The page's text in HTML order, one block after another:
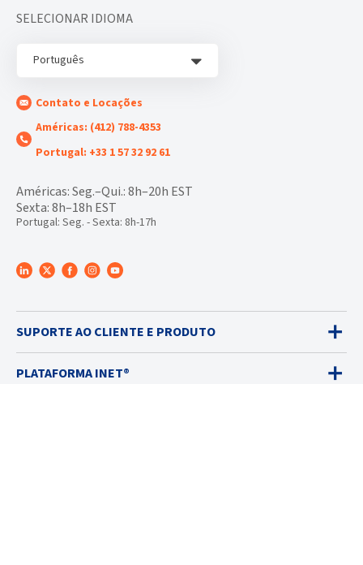
SELECIONAR IDIOMA
Português
Contato e Locações
Américas: (412) 788-4353
Portugal: +33 1 57 32 92 61
Américas: Seg.–Qui.: 8h–20h EST
Sexta: 8h–18h EST
Portugal: Seg. - Sexta: 8h-17h
SUPORTE AO CLIENTE E PRODUTO
PLATAFORMA INET®